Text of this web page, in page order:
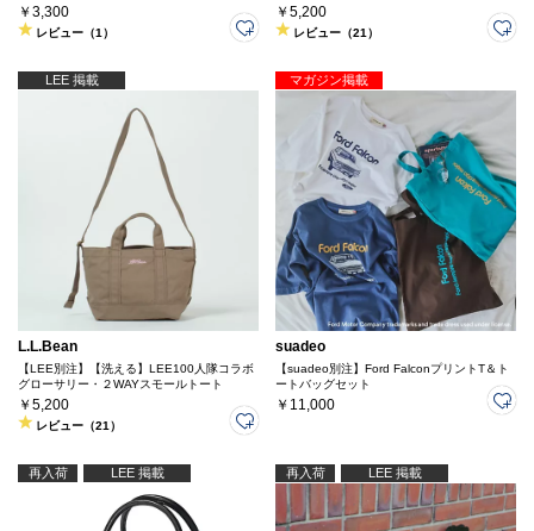
￥3,300
レビュー（1）
￥5,200
レビュー（21）
LEE 掲載
L.L.Bean
【LEE別注】【洗える】LEE100人隊コラボ
グローサリー・２WAYスモールトート
￥5,200
レビュー（21）
マガジン掲載
suadeo
【suadeo別注】Ford FalconプリントT＆ト
ートバッグセット
￥11,000
再入荷 LEE 掲載 再入荷 LEE 掲載